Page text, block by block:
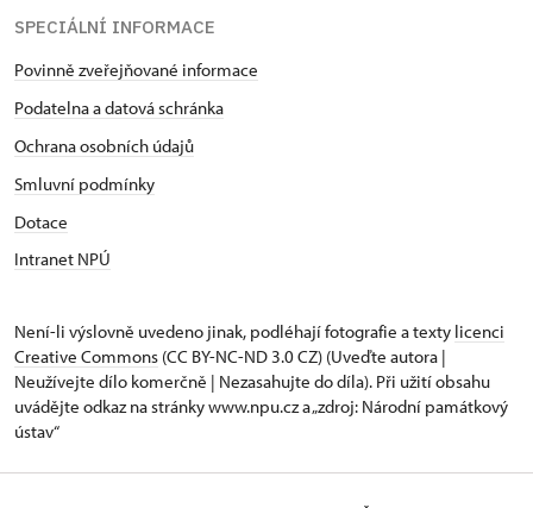
SPECIÁLNÍ INFORMACE
Povinně zveřejňované informace
Podatelna a datová schránka
Ochrana osobních údajů
Smluvní podmínky
Dotace
Intranet NPÚ
Není-li výslovně uvedeno jinak, podléhají fotografie a texty licenci
Creative Commons (CC BY-NC-ND 3.0 CZ) (Uveďte autora |
Neužívejte dílo komerčně | Nezasahujte do díla). Při užití obsahu
uvádějte odkaz na stránky www.npu.cz a „zdroj: Národní památkový
ústav“